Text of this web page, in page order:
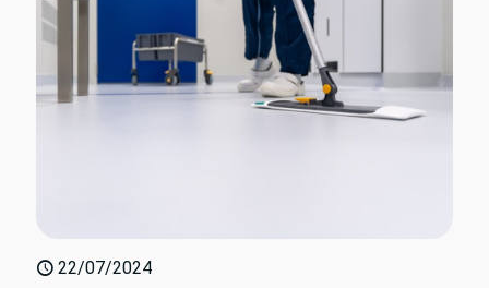
22/07/2024